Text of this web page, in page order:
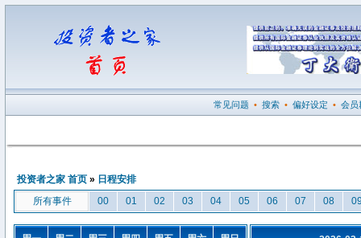
常见问题 • 搜索 • 偏好设定 • 会员
投资者之家 首页 » 日程安排
所有事件
00 01 02 03 04 05 06 07 08